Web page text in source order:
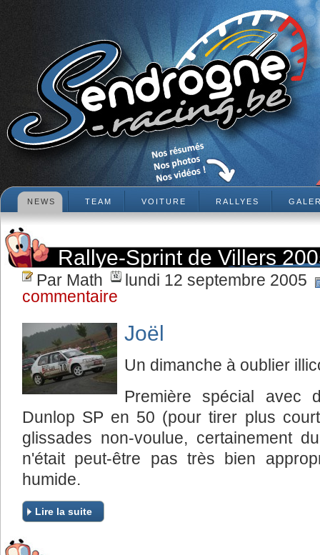
NEWS TEAM VOITURE RALLYES
Rallye-Sprint de Villers
Par Math
lundi 12 septembre 2005
commentaire
Joël
Un dimanche à oublier
Première spécial avec
Dunlop SP en 50 (pour tirer plus
glissades non-voulue, certainement
n'était peut-être pas très bien
humide.
Lire la suite